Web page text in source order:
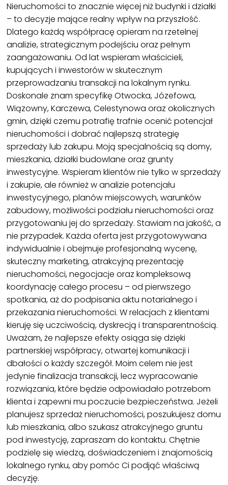
Nieruchomości to znacznie więcej niż budynki i działki
– to decyzje mające realny wpływ na przyszłość.
Dlatego każdą współpracę opieram na rzetelnej
analizie, strategicznym podejściu oraz pełnym
zaangażowaniu. Od lat wspieram właścicieli,
kupujących i inwestorów w skutecznym
przeprowadzaniu transakcji na lokalnym rynku.
Doskonale znam specyfikę Otwocka, Józefowa,
Wiązowny, Karczewa, Celestynowa oraz okolicznych
gmin, dzięki czemu potrafię trafnie ocenić potencjał
nieruchomości i dobrać najlepszą strategię
sprzedaży lub zakupu. Moją specjalnością są domy,
mieszkania, działki budowlane oraz grunty
inwestycyjne. Wspieram klientów nie tylko w sprzedaży
i zakupie, ale również w analizie potencjału
inwestycyjnego, planów miejscowych, warunków
zabudowy, możliwości podziału nieruchomości oraz
przygotowaniu jej do sprzedaży. Stawiam na jakość, a
nie przypadek. Każda oferta jest przygotowywana
indywidualnie i obejmuje profesjonalną wycenę,
skuteczny marketing, atrakcyjną prezentację
nieruchomości, negocjacje oraz kompleksową
koordynację całego procesu – od pierwszego
spotkania, aż do podpisania aktu notarialnego i
przekazania nieruchomości. W relacjach z klientami
kieruję się uczciwością, dyskrecją i transparentnością.
Uważam, że najlepsze efekty osiąga się dzięki
partnerskiej współpracy, otwartej komunikacji i
dbałości o każdy szczegół. Moim celem nie jest
jedynie finalizacja transakcji, lecz wypracowanie
rozwiązania, które będzie odpowiadało potrzebom
klienta i zapewni mu poczucie bezpieczeństwa. Jeżeli
planujesz sprzedaż nieruchomości, poszukujesz domu
lub mieszkania, albo szukasz atrakcyjnego gruntu
pod inwestycję, zapraszam do kontaktu. Chętnie
podzielę się wiedzą, doświadczeniem i znajomością
lokalnego rynku, aby pomóc Ci podjąć właściwą
decyzję.